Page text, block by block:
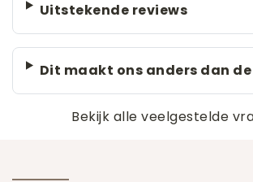
Uitstekende reviews
Dit maakt ons anders dan
Bekijk alle veelgestelde